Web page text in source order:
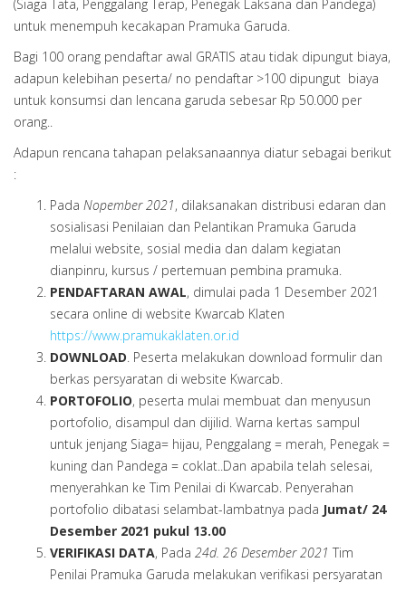
(Siaga Tata, Penggalang Terap, Penegak Laksana dan Pandega)
untuk menempuh kecakapan Pramuka Garuda.
Bagi 100 orang pendaftar awal GRATIS atau tidak dipungut biaya,
adapun kelebihan peserta/ no pendaftar >100 dipungut biaya
untuk konsumsi dan lencana garuda sebesar Rp 50.000 per
orang..
Adapun rencana tahapan pelaksanaannya diatur sebagai berikut
:
Pada Nopember 2021, dilaksanakan distribusi edaran dan
sosialisasi Penilaian dan Pelantikan Pramuka Garuda
melalui website, sosial media dan dalam kegiatan
dianpinru, kursus / pertemuan pembina pramuka.
PENDAFTARAN AWAL, dimulai pada 1 Desember 2021
secara online di website Kwarcab Klaten
https://www.pramukaklaten.or.id
DOWNLOAD . Peserta melakukan download formulir dan
berkas persyaratan di website Kwarcab.
PORTOFOLIO, peserta mulai membuat dan menyusun
portofolio, disampul dan dijilid. Warna kertas sampul
untuk jenjang Siaga= hijau, Penggalang = merah, Penegak =
kuning dan Pandega = coklat..Dan apabila telah selesai,
menyerahkan ke Tim Penilai di Kwarcab. Penyerahan
portofolio dibatasi selambat-lambatnya pada Jumat/ 24
Desember 2021 pukul 13.00
VERIFIKASI DATA, Pada 24d. 26 Desember 2021 Tim
Penilai Pramuka Garuda melakukan verifikasi persyaratan